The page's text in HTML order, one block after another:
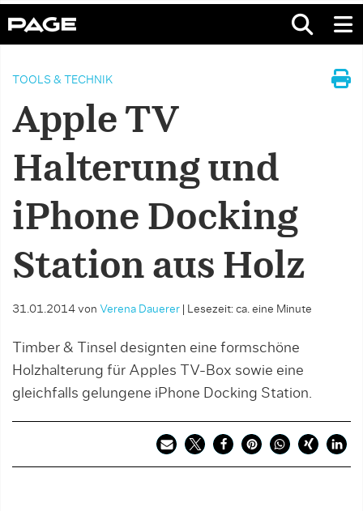
TOOLS & TECHNIK
Apple TV
Halterung und
iPhone Docking
Station aus Holz
31.01.2014 von Verena Dauerer Lesezeit: ca. eine Minute
Timber & Tinsel designten eine formschöne
Holzhalterung für Apples TV-Box sowie eine
gleichfalls gelungene iPhone Docking Station.